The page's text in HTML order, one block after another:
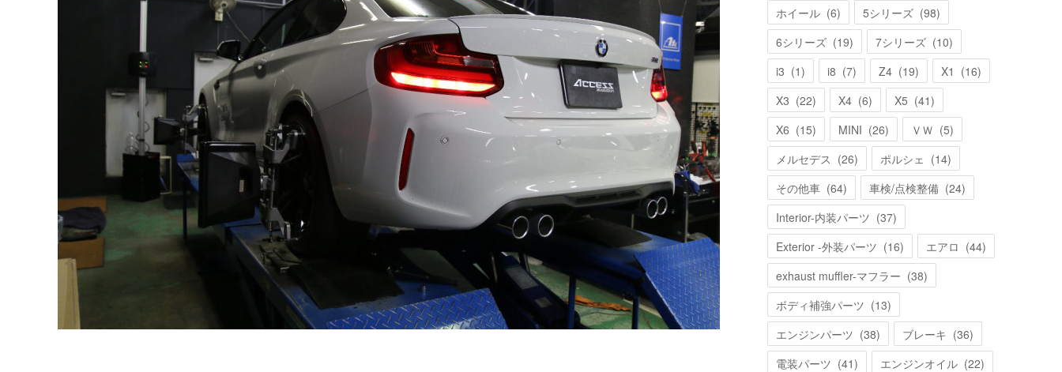
ホイール (6) 5シリーズ (98)
6シリーズ (19) 7シリーズ (10)
i3 (1) i8 (7) Z4 (19) X1 (16)
X3 (22) X4 (6) X5 (41)
X6 (15) MINI (26) ＶＷ (5)
メルセデス (26) ポルシェ (14)
その他車 (64) 車検/点検整備 (24)
Interior-内装パーツ (37)
Exterior -外装パーツ (16) エアロ (44)
exhaust muffler-マフラー (38)
ボディ補強パーツ (13)
エンジンパーツ (38) ブレーキ (36)
電装パーツ (41) エンジンオイル (22)